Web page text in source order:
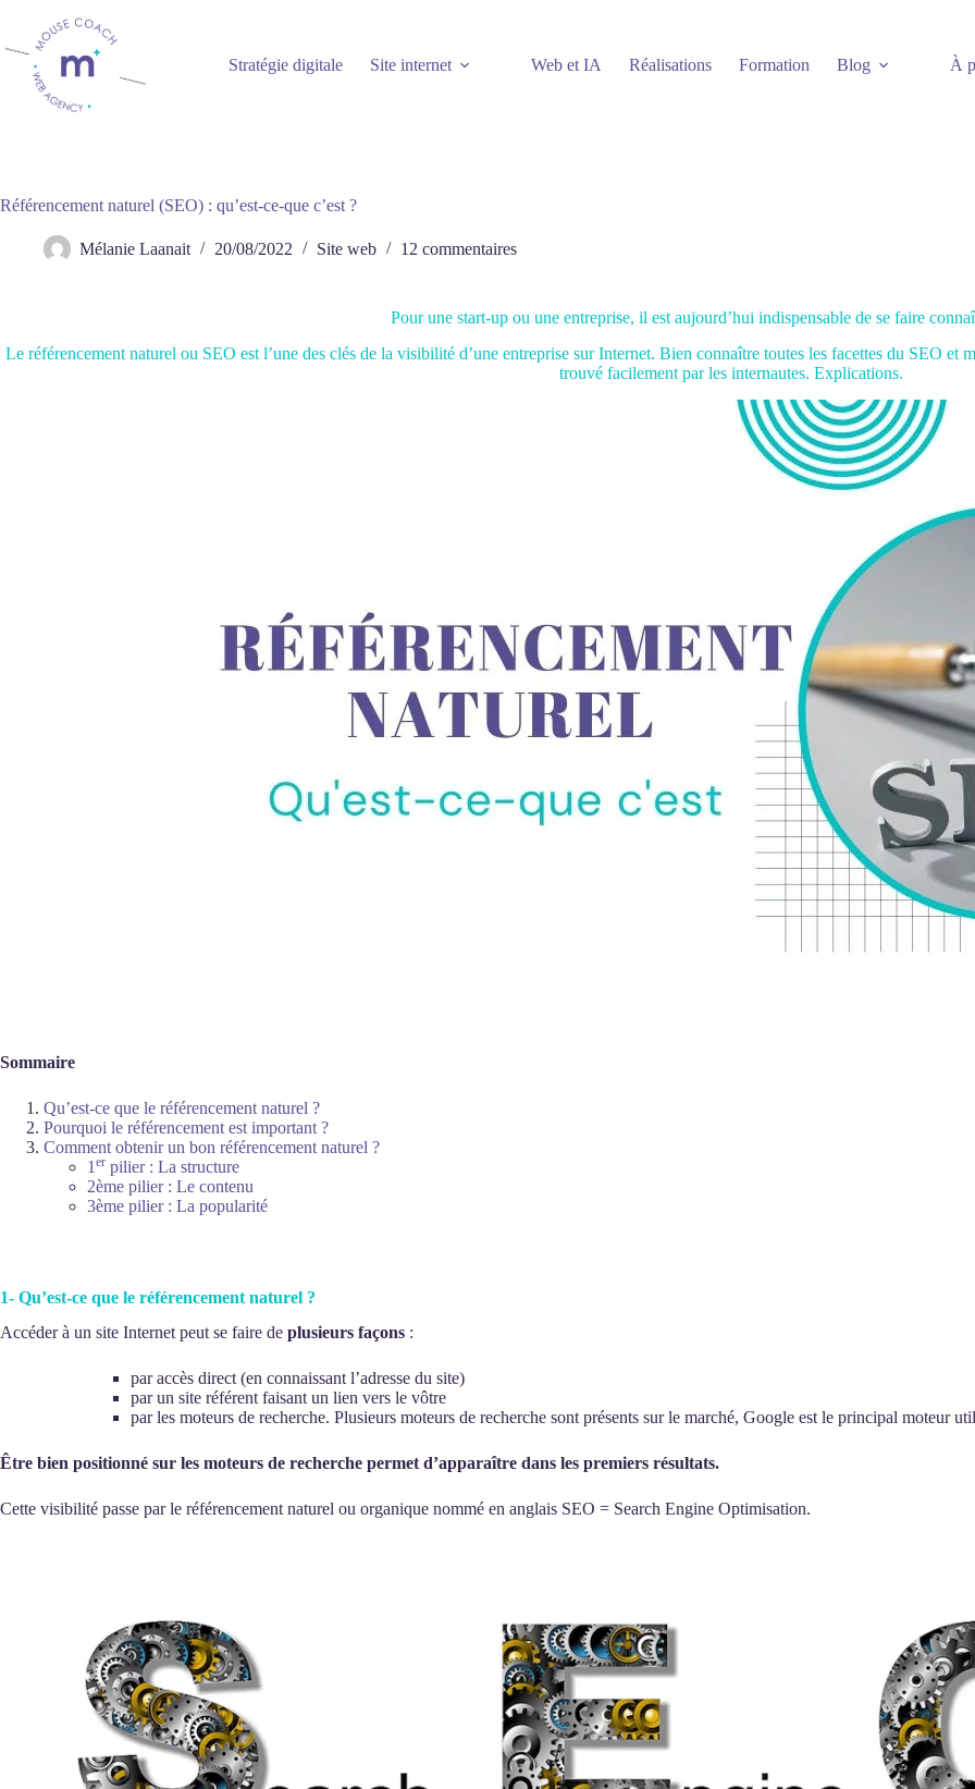
contenu
Stratégie digitale
Site internet Web et IA Réalisations Formation Blog À
Référencement naturel (SEO) : qu’est-ce-que c’est ?
Mélanie Laanait 20/08/2022 Site web 12 commentaires
Pour une start-up ou une entreprise, il est aujourd’hui indispensable de se faire
Le référencement naturel ou SEO est l’une des clés de la visibilité d’une entreprise sur Internet. Bien connaître toutes les facettes du SEO et
trouvé facilement par les internautes. Explications.
Sommaire
Qu’est-ce que le référencement naturel ?
Pourquoi le référencement est important ?
Comment obtenir un bon référencement naturel ?
1 er pilier : La structure
2ème pilier : Le contenu
3ème pilier : La popularité
1- Qu’est-ce que le référencement naturel ?
Accéder à un site Internet peut se faire de plusieurs façons :
par accès direct (en connaissant l’adresse du site)
par un site référent faisant un lien vers le vôtre
par les moteurs de recherche. Plusieurs moteurs de recherche sont présents sur le marché, Google est le principal moteur
Être bien positionné sur les moteurs de recherche permet d’apparaître dans les premiers résultats.
Cette visibilité passe par le référencement naturel ou organique nommé en anglais SEO = Search Engine Optimisation.